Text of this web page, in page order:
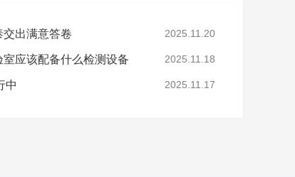
出满意答卷 2025.11.20
应该配备什么检测设备 2025.11.18
中 2025.11.17